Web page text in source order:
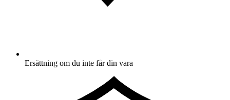
Ersättning om du inte får din vara